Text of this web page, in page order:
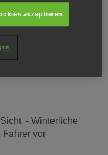
- Winterliche
Fahrer vor
akzeptieren